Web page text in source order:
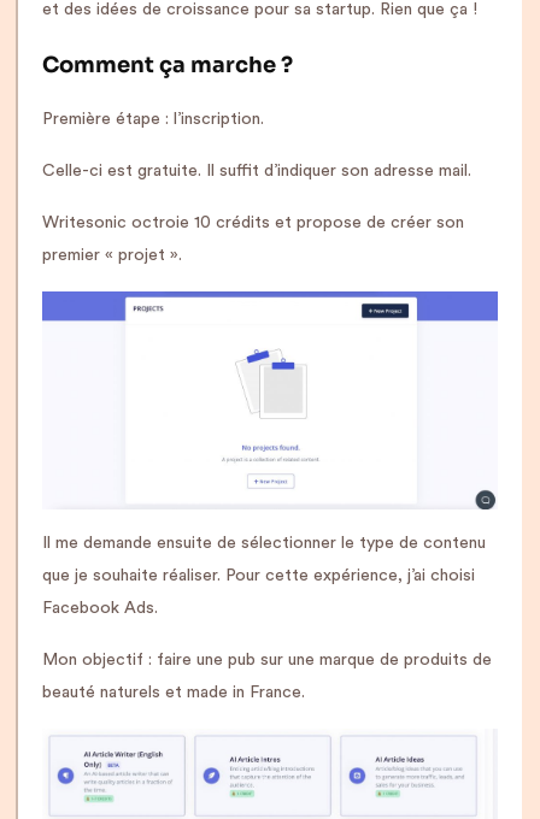
et des idées de croissance pour sa startup. Rien que ça !
Comment ça marche ?
Première étape : l’inscription.
Celle-ci est gratuite. Il suffit d’indiquer son adresse mail.
Writesonic octroie 10 crédits et propose de créer son
premier « projet ».
Il me demande ensuite de sélectionner le type de contenu
que je souhaite réaliser. Pour cette expérience, j’ai choisi
Facebook Ads.
Mon objectif : faire une pub sur une marque de produits de
beauté naturels et made in France.